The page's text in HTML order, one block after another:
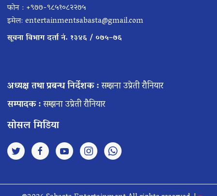
फोन : +९७७-९८५१०८२२७५
इमेल: entertainmentsabasta@gmail.com
सूचना विभाग दर्ता नं. १३४६ / ०७५–७६
अध्यक्ष तथा प्रबन्ध निर्देशक :सम्झना उप्रेती रौनियार
सम्पादक :सम्झना उप्रेती रौनियार
सोसल मिडिया